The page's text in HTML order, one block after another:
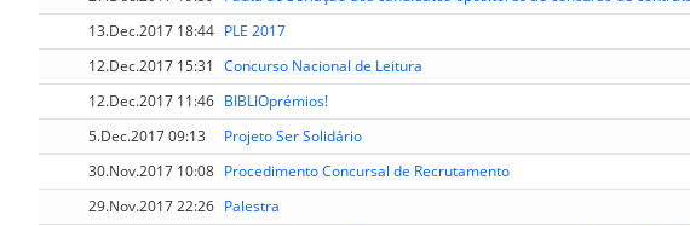
13.Dec.2017 18:44 PLE 2017
12.Dec.2017 15:31 Concurso Nacional de Leitura
12.Dec.2017 11:46 BIBLIOprémios!
5.Dec.2017 09:13
Projeto Ser Solidário
30.Nov.2017 10:08 Procedimento Concursal de Recrutamento
29.Nov.2017 22:26 Palestra